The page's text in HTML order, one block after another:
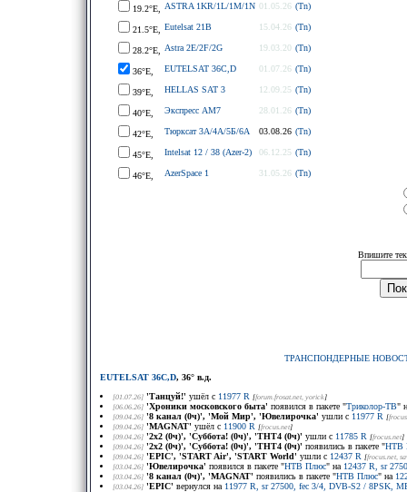
19.2°E, ASTRA 1KR/1L/1M/1N 01.05.26 (Tn)
21.5°E, Eutelsat 21B 15.04.26 (Tn)
28.2°E, Astra 2E/2F/2G 19.03.20 (Tn)
36°E, EUTELSAT 36C,D 01.07.26 (Tn)
39°E, HELLAS SAT 3 12.09.25 (Tn)
40°E, Экспресс АМ7 28.01.26 (Tn)
42°E, Тюрксат 3A/4A/5Б/6A 03.08.26 (Tn)
45°E, Intelsat 12 / 38 (Azer-2) 06.12.25 (Tn)
46°E, AzerSpace 1 31.05.26 (Tn)
Впишите
ТРАНСПОНДЕРНЫЕ
EUTELSAT 36C,D, 36° в.д.
[01.07.26] 'Танцуй!' ушёл с 11977 R [forum.frosat.net, yorick]
[06.06.26] 'Хроники московского быта' появился в пакете "Триколор-ТВ"
[09.04.26] '8 канал (0ч)', 'Мой Мир', 'Ювелирочка' ушли с 11977 R [
[09.04.26] 'MAGNAT' ушёл с 11900 R [frocus.net]
[09.04.26] '2x2 (0ч)', 'Суббота! (0ч)', 'ТНТ4 (0ч)' ушли с 11785 R [frocus.net]
[09.04.26] '2x2 (0ч)', 'Суббота! (0ч)', 'ТНТ4 (0ч)' появились в пакете "НТВ
[09.04.26] 'EPIC', 'START Air', 'START World' ушли с 12437 R [frocus.net,
[03.04.26] 'Ювелирочка' появился в пакете "НТВ Плюс" на 12437 R, sr
[03.04.26] '8 канал (0ч)', 'MAGNAT' появились в пакете "НТВ Плюс" на
[03.04.26] 'EPIC' вернулся на 11977 R, sr 27500, fec 3/4, DVB-S2 / 8PSK,